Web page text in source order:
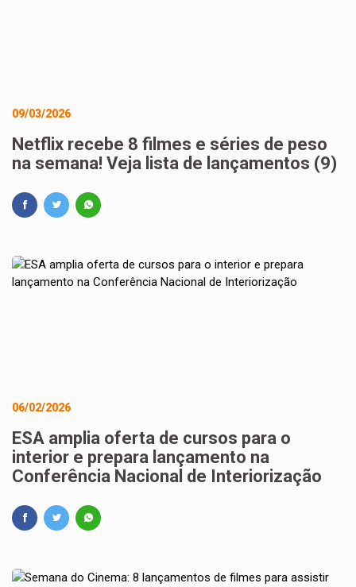
09/03/2026
Netflix recebe 8 filmes e séries de peso
na semana! Veja lista de lançamentos (9)
06/02/2026
ESA amplia oferta de cursos para o
interior e prepara lançamento na
Conferência Nacional de Interiorização